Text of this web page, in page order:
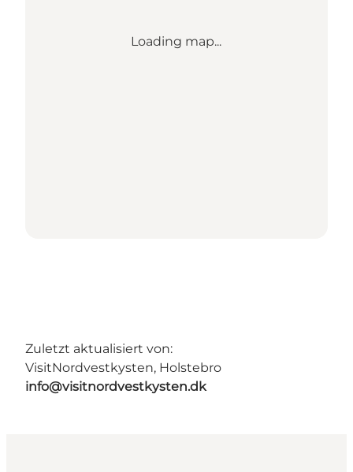
Loading map...
Zuletzt aktualisiert von:
VisitNordvestkysten, Holstebro
info@visitnordvestkysten.dk